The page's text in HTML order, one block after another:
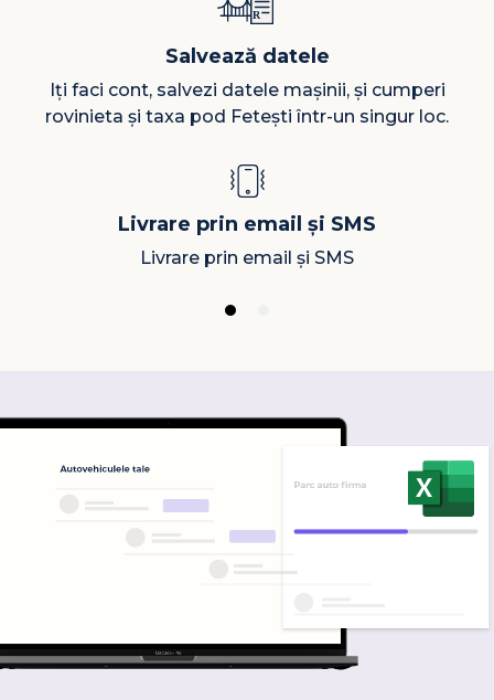
Salvează datele
Iți faci cont, salvezi datele mașinii, și cumperi
rovinieta și taxa pod Fetești într-un singur loc.
Livrare prin email și SMS
Livrare prin email și SMS